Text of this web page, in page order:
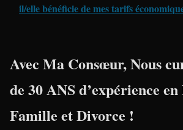
il/elle bénéficie de mes tarifs
Avec Ma Consœur, Nous
de 30 ANSd’expérience en
Famille etDivorce !